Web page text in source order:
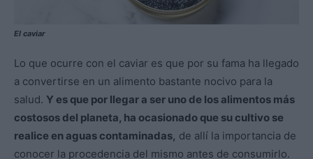
El caviar
Lo que ocurre con el caviar es que por su fama ha llegado
a convertirse en un alimento bastante nocivo para la
salud. Y es que por llegar a ser uno de los alimentos más
costosos del planeta, ha ocasionado que su cultivo se
realice en aguas contaminadas, de allí la importancia de
conocer la procedencia del mismo antes de consumirlo.